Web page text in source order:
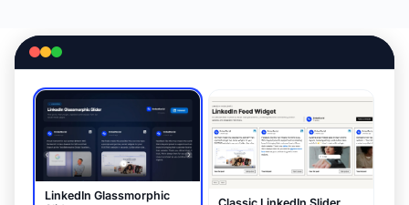
LinkedIn Glassmorphic